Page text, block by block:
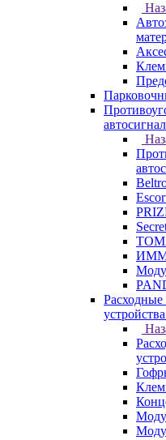
устройства